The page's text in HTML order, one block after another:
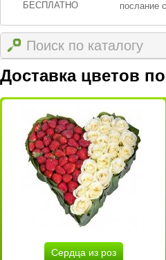
БЕСПЛАТНО
послание
Доставка цветов
Сердца из роз